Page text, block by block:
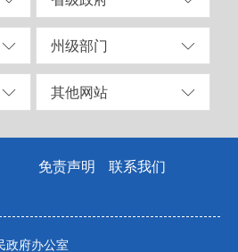
州级部门
其他网站
免责声明
联系我们
政府办公室